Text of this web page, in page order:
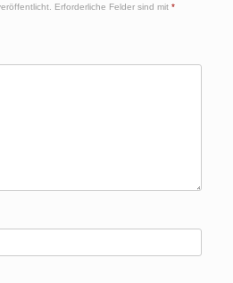
Erforderliche Felder sind mit *